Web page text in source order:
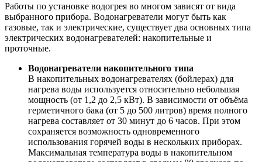
Работы по установке водогрея во многом зависят от вида
выбранного прибора. Водонагреватели могут быть как
газовые, так и электрические, существует два основных типа
электрических водонагревателей: накопительные и
проточные.
Водонагреватели накопительного типа
В накопительных водонагревателях (бойлерах) для
нагрева воды используется относительно небольшая
мощность (от 1,2 до 2,5 кВт). В зависимости от объёма
герметичного бака (от 5 до 500 литров) время полного
нагрева составляет от 30 минут до 6 часов. При этом
сохраняется возможность одновременного
использования горячей воды в нескольких приборах.
Максимальная температура воды в накопительном